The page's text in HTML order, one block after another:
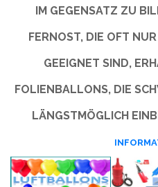
IM GEGENSATZ ZU
FERNOST, DIE OFT
GEEIGNET SIND,
FOLIENBALLONS, DIE
LÄNGSTMÖGLICH